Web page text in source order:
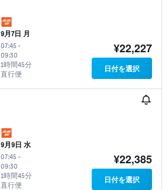
9月7日 月
07:45 -
09:30
直行便
1時間45分
¥22,227
日付を選択
9月9日 水
07:45 -
09:30
直行便
1時間45分
¥22,385
日付を選択